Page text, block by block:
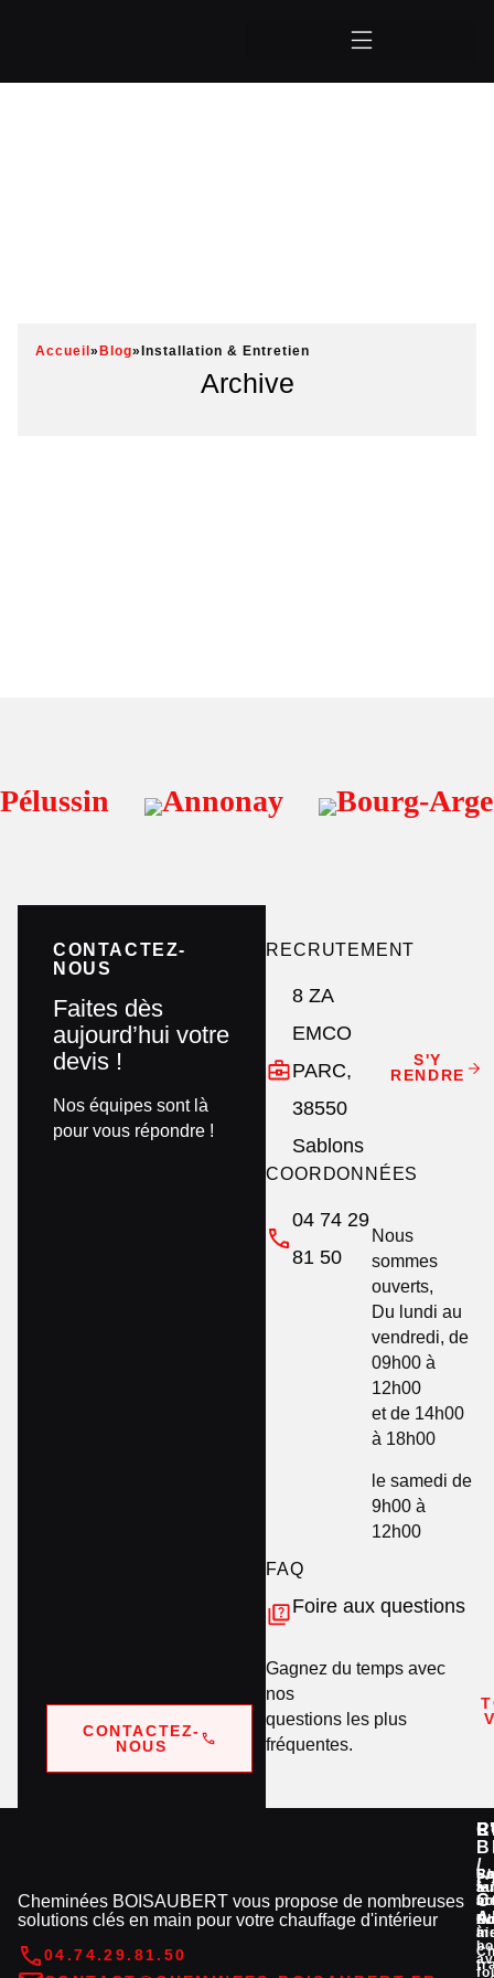
Accueil » Blog» Installation & Entretien
Archive
Annonay Bourg-
CONTACTEZ-
NOUS
Faites dès
aujourd’hui votre
devis !
Nos équipes sont là
pour vous répondre !
CONTACTEZ-
NOUS
RECRUTEMENT
8 ZA
EMCO
PARC,
38550
Sablons
S'Y
RENDRE
COORDONNÉES
04 74 29
81 50
Nous
sommes
ouverts,
Du lundi au
vendredi, de
09h00 à
12h00
et de 14h00
à 18h00
le samedi de
9h00 à
12h00
FAQ
Foire aux questions
Gagnez du temps avec
nos
questions les plus
fréquentes.
Cheminées BOISAUBERT vous propose de nombreuses
solutions clés en main pour votre chauffage d'intérieur
04.74.29.81.50
à
à
/